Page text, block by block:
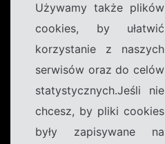
Używamy także plików
cookies, by ułatwić
korzystanie z naszych
serwisów oraz do celów
statystycznych.Jeśli nie
chcesz, by pliki cookies
były zapisywane na